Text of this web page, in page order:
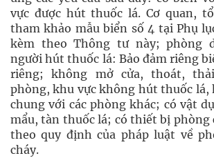
vực được hút thuốc lá. Cơ quan,
tham khảo mẫu biển số 4 tại Phụ
kèm theo Thông tư này; phòng
người hút thuốc lá: Bảo đảm riêng
riêng; không mở cửa, thoát,
phòng, khu vực không hút thuốc lá,
chung với các phòng khác; có vật
mẩu, tàn thuốc lá; có thiết bị phòng
theo quy định của pháp luật về
cháy.